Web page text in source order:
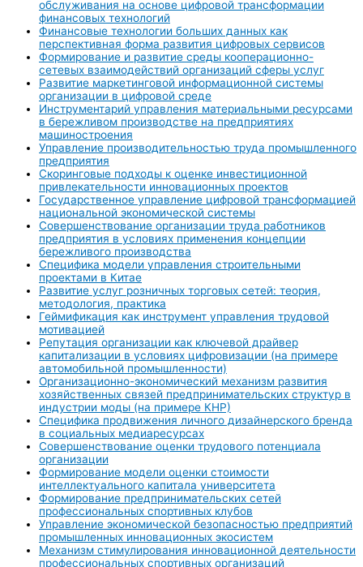
обслуживания на основе цифровой трансформации
финансовых технологий
Финансовые технологии больших данных как
перспективная форма развития цифровых сервисов
Формирование и развитие среды кооперационно-
сетевых взаимодействий организаций сферы услуг
Развитие маркетинговой информационной системы
организации в цифровой среде
Инструментарий управления материальными ресурсами
в бережливом производстве на предприятиях
машиностроения
Управление производительностью труда промышленного
предприятия
Скоринговые подходы к оценке инвестиционной
привлекательности инновационных проектов
Государственное управление цифровой трансформацией
национальной экономической системы
Совершенствование организации труда работников
предприятия в условиях применения концепции
бережливого производства
Специфика модели управления строительными
проектами в Китае
Развитие услуг розничных торговых сетей: теория,
методология, практика
Геймификация как инструмент управления трудовой
мотивацией
Репутация организации как ключевой драйвер
капитализации в условиях цифровизации (на примере
автомобильной промышленности)
Организационно-экономический механизм развития
хозяйственных связей предпринимательских структур в
индустрии моды (на примере КНР)
Специфика продвижения личного дизайнерского бренда
в социальных медиаресурсах
Совершенствование оценки трудового потенциала
организации
Формирование модели оценки стоимости
интеллектуального капитала университета
Формирование предпринимательских сетей
профессиональных спортивных клубов
Управление экономической безопасностью предприятий
промышленных инновационных экосистем
Механизм стимулирования инновационной деятельности
профессиональных спортивных организаций